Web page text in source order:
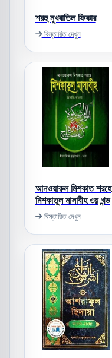
শরহু নুখবাতিল ফিকার
বিস্তারিত দেখুন
আনওয়ারুল মিশকাত শরহে
মিশকাতুল মাসাবীহ ৩য় খন্ড
বিস্তারিত দেখুন